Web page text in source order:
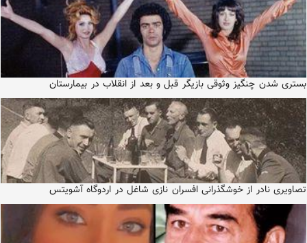
بستری شدن چنگیز وثوقی بازیگر قبل و بعد از انقلاب در بیمارستان
تصاویری نادر از خوشگذرانی افسران نازی شاغل در اردوگاه آشویتس